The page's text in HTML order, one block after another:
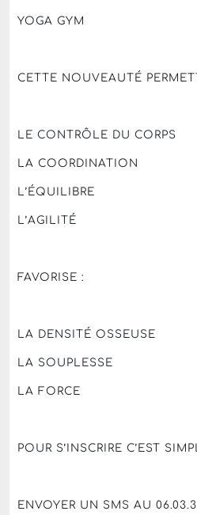
YOGA GYM
CETTE NOUVEAUTÉ
LE CONTRÔLE DU CORPS
LA COORDINATION
L’ÉQUILIBRE
L’AGILITÉ
FAVORISE :
LA DENSITÉ OSSEUSE
LA SOUPLESSE
LA FORCE
POUR S’INSCRIRE C’EST
ENVOYER UN SMS AU